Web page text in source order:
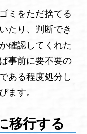
ミをただ捨てる
たり、判断でき
確認してくれた
事前に要不要の
ある程度処分し
ます。
移行する